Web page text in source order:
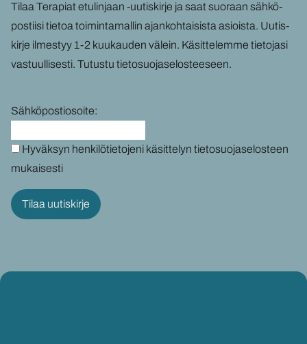
Tilaa Te­ra­piat etu­lin­jaan -​uutiskirje ja saat suo­raan säh­kö­
pos­tii­si tie­toa toi­min­ta­mal­lin ajan­koh­tai­sis­ta asiois­ta. Uu­tis­
kir­je il­mes­tyy 1-2 kuu­kau­den vä­lein. Kä­sit­te­lem­me tie­to­ja­si
vas­tuul­li­ses­ti. Tu­tus­tu tie­to­suo­ja­se­los­tee­seen.
Sähköpostiosoite:
Hyväksyn henkilötietojeni käsittelyn tietosuojaselosteen
mukaisesti